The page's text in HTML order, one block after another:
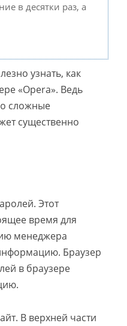
в десятки раз, а
узнать, как
«Opera». Ведь
сложные
существенно
Этот
время для
менеджера
Браузер
в браузере
В верхней части